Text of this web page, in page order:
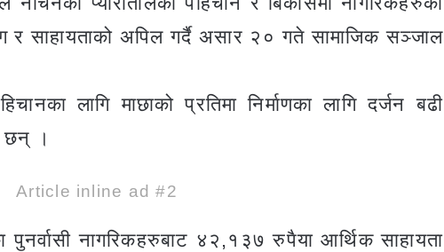
साहायताको अपिल गर्दै असार २० गते सामाजिक सञ्जाल
लागि माछाको प्रतिमा निर्माणका लागि दर्जन बढी
छन् ।
Article inline ad #2
नागरिकहरुबाट ४२,१३७ रुपैया आर्थिक साहायता